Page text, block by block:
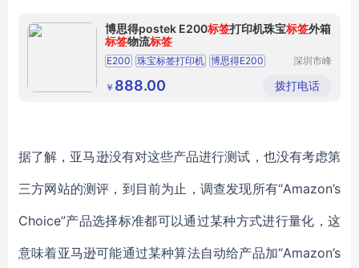
博思得postek E200标签打印机珠宝标签外箱
标签物流标签
E200 珠宝标签打印机 博思得E200
深圳市峰
术有限公
司
￥ 888.00 拨打电话
据了解，亚马逊没有对这些产品进行测试，也没有考虑第
三方网站的测评，到目前为止，调查发现所有“Amazon’s
Choice”产品选择标准都可以通过某种方式进行量化，这
意味着亚马逊可能通过某种算法自动给产品加“Amazon’s